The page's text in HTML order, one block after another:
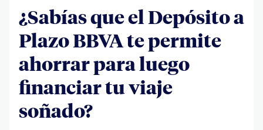
¿Sabías que el Depósito a
Plazo BBVA te permite
ahorrar para luego
financiar tu viaje
soñado?